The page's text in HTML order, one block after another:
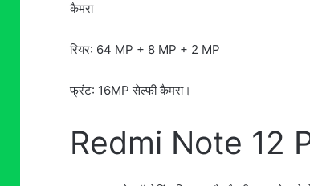
कैमरा
रियर: 64 MP + 8 MP + 2 MP
फ्रंट: 16MP सेल्फी कैमरा।
Redmi Note 12